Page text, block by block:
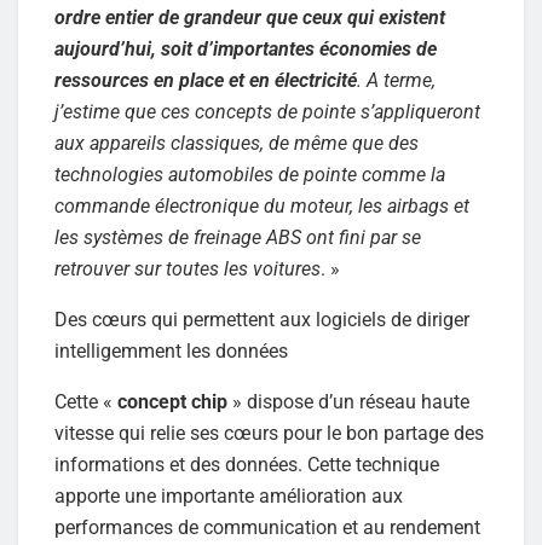
ordre entier de grandeur que ceux qui existent
aujourd’hui, soit d’importantes économies de
ressources en place et en électricité. A terme,
j’estime que ces concepts de pointe s’appliqueront
aux appareils classiques, de même que des
technologies automobiles de pointe comme la
commande électronique du moteur, les airbags et
les systèmes de freinage ABS ont fini par se
retrouver sur toutes les voitures. »
Des cœurs qui permettent aux logiciels de diriger
intelligemment les données
Cette « concept chip » dispose d’un réseau haute
vitesse qui relie ses cœurs pour le bon partage des
informations et des données. Cette technique
apporte une importante amélioration aux
performances de communication et au rendement